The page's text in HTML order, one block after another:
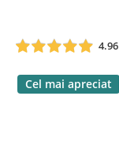
4.96
Cel mai apreciat